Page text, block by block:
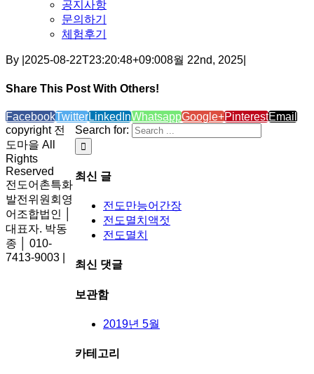
공지사항
문의하기
체험후기
By 2025-08-22T23:20:48+09:008월 22nd, 2025
Share This Post With Others!
FacebookTwitterLinkedInWhatsappGoogle+PinterestEmail
Search for:
최신 글
전도만능어간장
전도멸치액젓
전도멸치
최신 댓글
보관함
2019년 5월
카테고리
copyright 전
도마을 All
Rights
Reserved
전도어촌특화
발전위원회영
어조합법인 │
대표자. 박동
종 │ 010-
7413-9003 |